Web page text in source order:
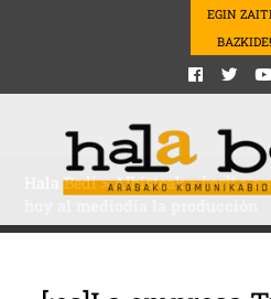
EGIN
BAZKIDE!
Hala Bedi>Albisteak>[:es]La